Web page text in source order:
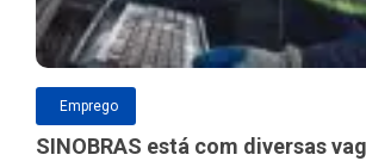
Emprego
SINOBRAS está com diversas